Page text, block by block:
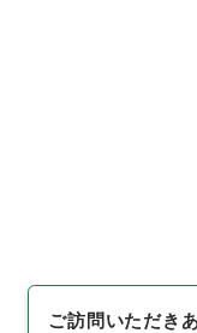
ご訪問いただき